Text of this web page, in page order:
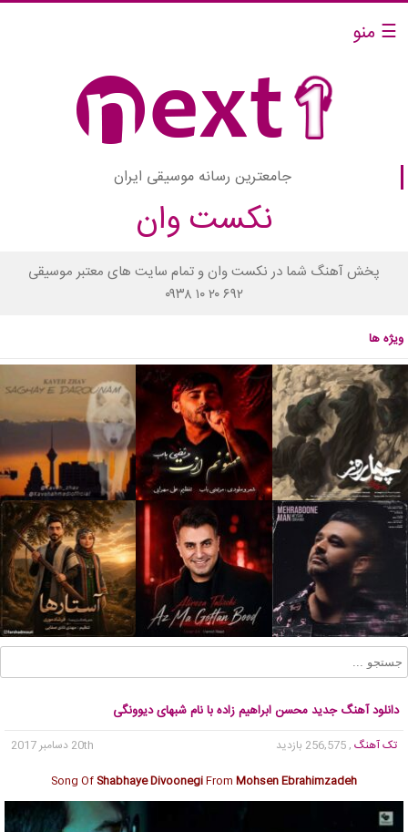
☰ منو
جامعترین رسانه موسیقی ایران
نکست وان
پخش آهنگ شما در نکست وان و تمام سایت های معتبر موسیقی
۰۹۳۸ ۱۰ ۲۰ ۶۹۲
ویژه ها
دانلود آهنگ جدید محسن ابراهیم زاده با نام شبهای دیوونگی
تک آهنگ , 256,575 بازدید
20th دسامبر 2017
Song Of Shabhaye DivoonegiFrom Mohsen Ebrahimzadeh